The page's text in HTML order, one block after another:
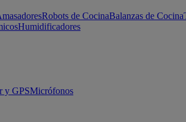
Robots de CocinaBalanzas de Cocina
Humidificadores
y GPSMicrófonos